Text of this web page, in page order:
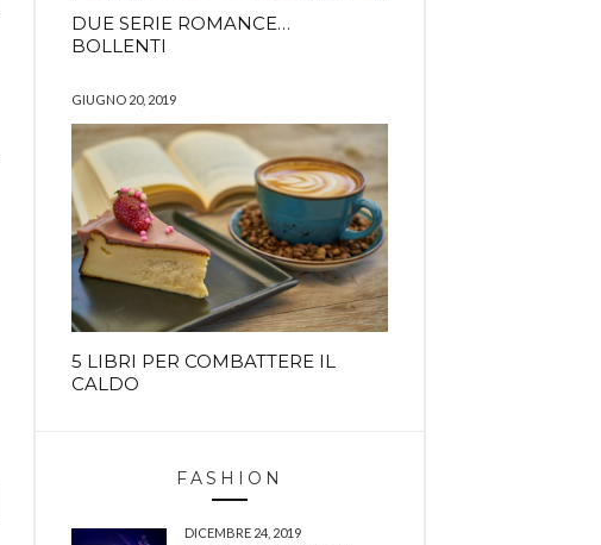
DUE SERIE ROMANCE…
BOLLENTI
GIUGNO 20, 2019
5 LIBRI PER COMBATTERE IL
CALDO
FASHION
DICEMBRE 24, 2019